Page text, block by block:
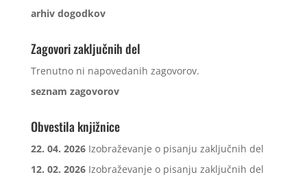
arhiv dogodkov
Zagovori zaključnih del
Trenutno ni napovedanih zagovorov.
seznam zagovorov
Obvestila knjižnice
22. 04. 2026 Izobraževanje o pisanju zaključnih del
12. 02. 2026 Izobraževanje o pisanju zaključnih del